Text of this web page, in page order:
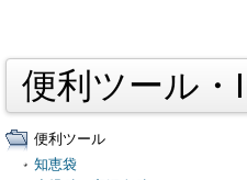
便利ツール
便利ツール
知恵袋